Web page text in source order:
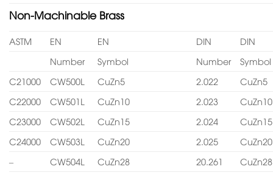
Non-Machinable Brass
ASTM EN EN DIN
DIN
Number
Symbol Number
Symbol
C21000
CW500L CuZn5 2.022
CuZn5
C22000
CW501L CuZn10 2.023
CuZn10
C23000
CW502L CuZn15 2.024
CuZn15
C24000
CW503L CuZn20 2.025
CuZn20
–
CW504L CuZn28 20.261
CuZn28